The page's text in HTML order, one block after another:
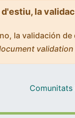
la
la validación
Comunitats